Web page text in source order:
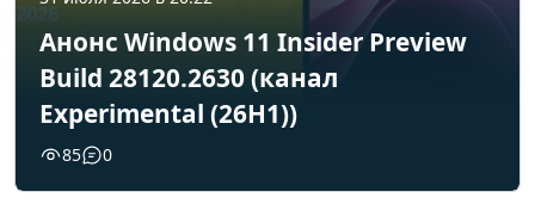
Анонс Windows 11 Insider Preview
Build 28120.2630 (канал
Experimental (26H1))
85 0